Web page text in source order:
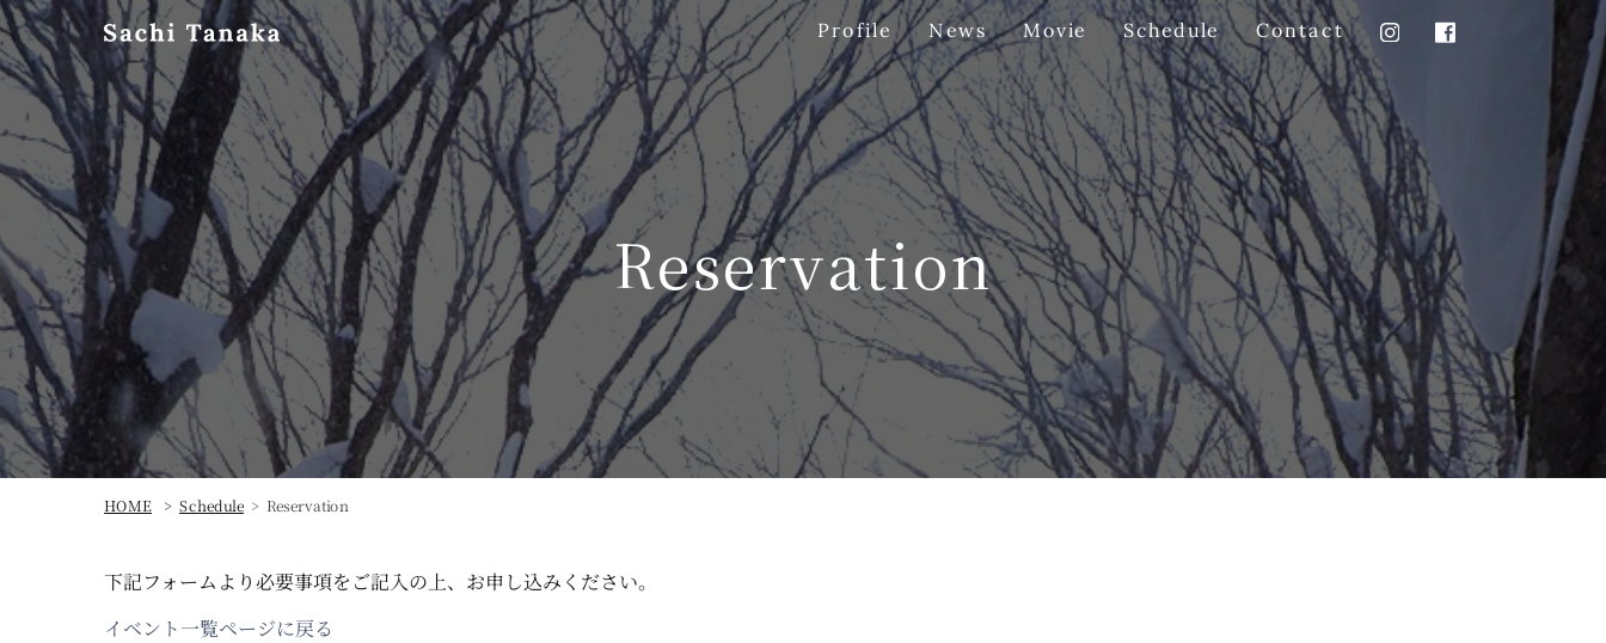
Profile News Movie Schedule Contact
Reservation
HOME Schedule Reservation
下記フォームより必要事項をご記入の上、お申し込みください。
イベント一覧ページに戻る